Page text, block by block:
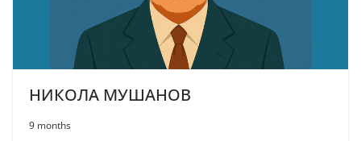
НИКОЛА МУШАНОВ
9 months